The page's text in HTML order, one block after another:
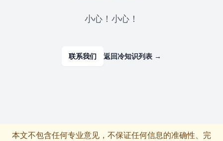
小心！小心！
联系我们 返回冷知识列表 →
本文不包含任何专业意见，不保证任何信息的准确性、完